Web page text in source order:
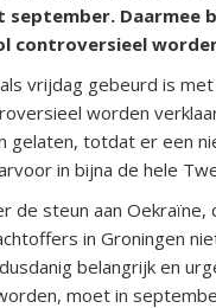
september.
controversieel
vrijdag gebeurd is
worden
totdat er een
in bijna de hele
de steun aan
in Groningen
belangrijk en
moet in